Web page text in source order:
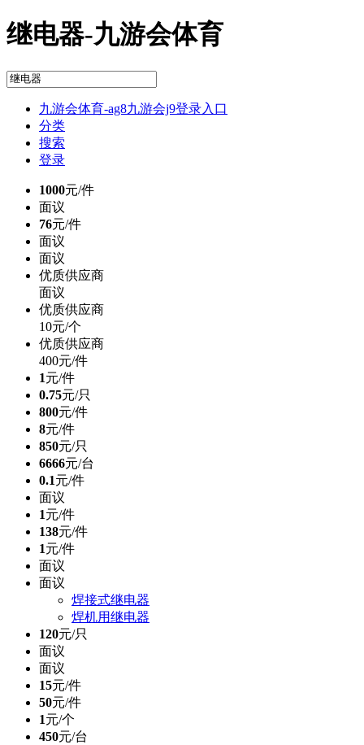
继电器-九游会体育
九游会体育-ag8九游会j9登录入口
分类
搜索
登录
1000元/件
面议
76元/件
面议
面议
优质供应商
面议
优质供应商
10元/个
优质供应商
400元/件
1元/件
0.75元/只
800元/件
8元/件
850元/只
6666元/台
0.1元/件
面议
1元/件
138元/件
1元/件
面议
面议
焊接式继电器
焊机用继电器
120元/只
面议
面议
15元/件
50元/件
1元/个
450元/台